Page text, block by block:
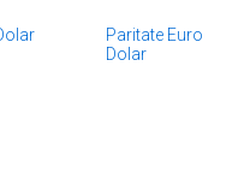
Paritate Euro
Dolar